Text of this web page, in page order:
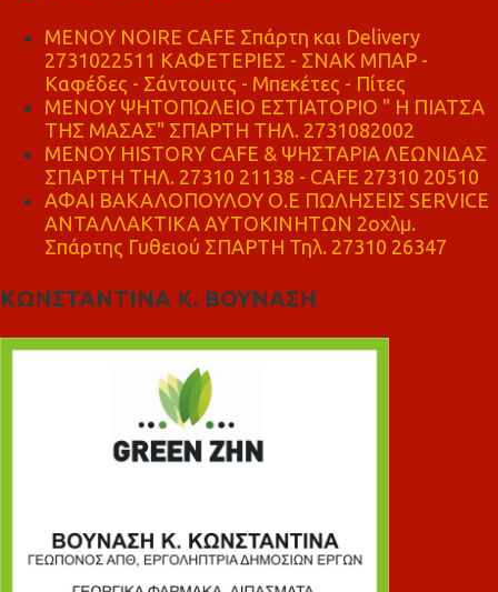
MENOY NOIRE CAFE Σπάρτη και Delivery
2731022511 ΚΑΦΕΤΕΡΙΕΣ - ΣΝΑΚ ΜΠΑΡ -
Καφέδες - Σάντουιτς - Μπεκέτες - Πίτες
ΜΕΝΟΥ ΨΗΤΟΠΩΛΕΙΟ ΕΣΤΙΑΤΟΡΙΟ " Η ΠΙΑΤΣΑ
ΤΗΣ ΜΑΣΑΣ" ΣΠΑΡΤΗ ΤΗΛ. 2731082002
ΜΕΝΟΥ HISTORY CAFE & ΨΗΣΤΑΡΙΑ ΛΕΩΝΙΔΑΣ
ΣΠΑΡΤΗ ΤΗΛ. 27310 21138 - CAFE 27310 20510
ΑΦΑΙ ΒΑΚΑΛΟΠΟΥΛΟΥ Ο.Ε ΠΩΛΗΣΕΙΣ SERVICE
ΑΝΤΑΛΛΑΚΤΙΚΑ ΑΥΤΟΚΙΝΗΤΩΝ 2οχλμ.
Σπάρτης Γυθειού ΣΠΑΡΤΗ Τηλ. 27310 26347
ΚΩΝΣΤΑΝΤΙΝΑ Κ. ΒΟΥΝΑΣΗ